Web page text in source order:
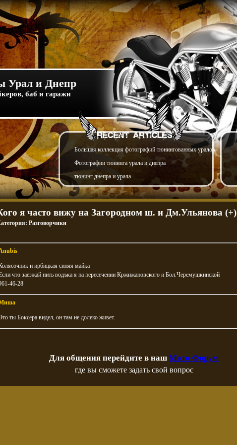
Урал и Днепр
баб и гаражи
Большая коллекция фотографий тюнингованных уралов
Фотографии тюнинга урала и днепра
тюнинг днепра и урала
я часто вижу на Загородном ш. и Дм.Ульянова (+)
Разговорчики
и ирбицкая синяя майка
что заезжай пить водъка я на пересечении Кржижановского и Бол.Черемушкинской
46-28
ты Боксера видел, он там не долеко живет.
Для общения перейдите в наш Мото Форум
где вы сможете задать свой вопрос